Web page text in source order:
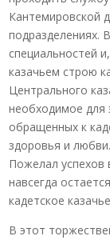
Кантемировской
подразделениях.
специальностей
казачьем строю
Центрального
необходимое для
обращенных к
здоровья и
Пожелал успехов
навсегда
кадетское
В этот